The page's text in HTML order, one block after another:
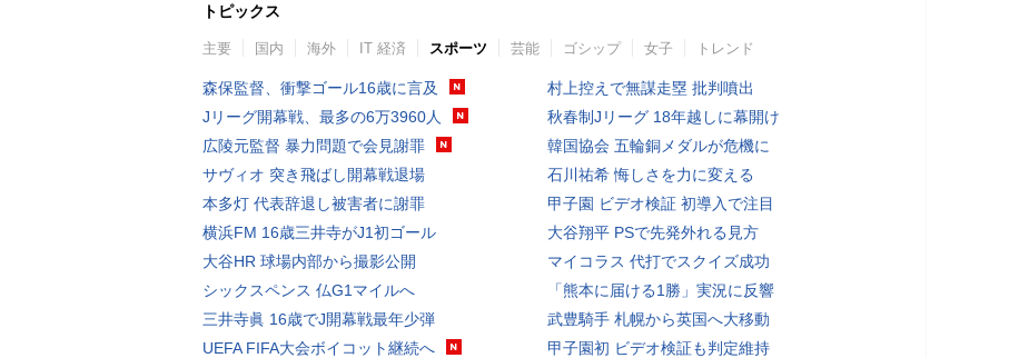
トピックス
主要 国内 海外 IT 経済 スポーツ 芸能 ゴシップ 女子 トレンド
森保監督、衝撃ゴール16歳に言及
Jリーグ開幕戦、最多の6万3960人
広陵元監督 暴力問題で会見謝罪
サヴィオ 突き飛ばし開幕戦退場
本多灯 代表辞退し被害者に謝罪
横浜FM 16歳三井寺がJ1初ゴール
大谷HR 球場内部から撮影公開
シックスペンス 仏G1マイルへ
三井寺眞 16歳でJ開幕戦最年少弾
UEFA FIFA大会ボイコット継続へ
村上控えで無謀走塁 批判噴出
秋春制Jリーグ 18年越しに幕開け
韓国協会 五輪銅メダルが危機に
石川祐希 悔しさを力に変える
甲子園 ビデオ検証 初導入で注目
大谷翔平 PSで先発外れる見方
マイコラス 代打でスクイズ成功
「熊本に届ける1勝」実況に反響
武豊騎手 札幌から英国へ大移動
甲子園初 ビデオ検証も判定維持